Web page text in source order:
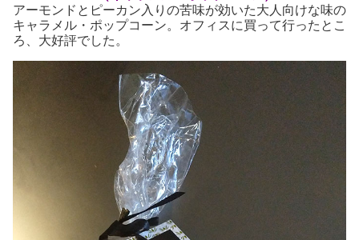
アーモンドとピーカン入りの苦味が効いた大人向けな味の
キャラメル・ポップコーン。オフィスに買って行ったとこ
ろ、大好評でした。